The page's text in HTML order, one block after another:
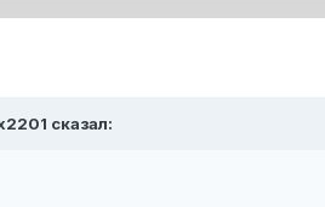
сказал: